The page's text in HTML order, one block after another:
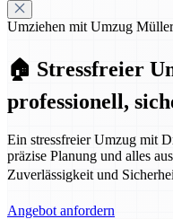
Umziehen mit Umzug Müller
🏠 Stressfreier
professionell,
Ein stressfreier Umzug mit
präzise Planung und alles
Zuverlässigkeit und
Angebot anfordern